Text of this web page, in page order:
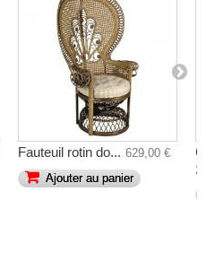
Fauteuil rotin do... 629,00 €
Ajouter au panier
2